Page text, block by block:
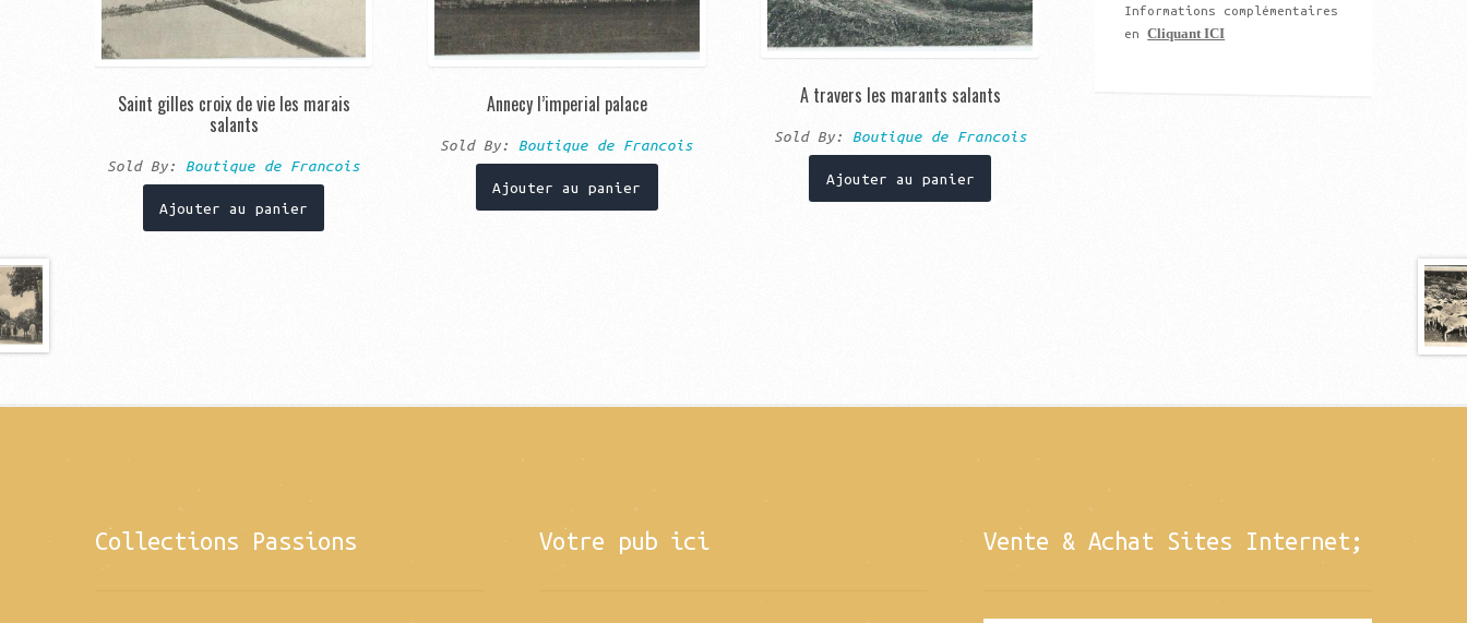
Saint gilles croix de vie les marais
salants
Sold By:Boutique de Francois
Ajouter au panier
Annecy l’imperial palace
Sold By:Boutique de Francois
Ajouter au panier
A travers les marants salants
Sold By: Boutique de Francois
Ajouter au panier
Informations complémentaires
enCliquant ICI
Collections Passions Votre pub ici Vente & Achat Sites Internet;